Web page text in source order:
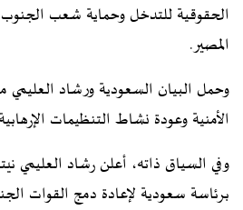
الحقوقية للتدخل وحماية شعب الجنوب
المصير.
وحمل البيان السعودية ورشاد العليمي
الأمنية وعودة نشاط التنظيمات
وفي السياق ذاته، أعلن رشاد العليمي
برئاسة سعودية لإعادة دمج القوات